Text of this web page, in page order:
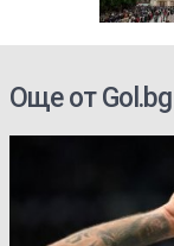
Още от Gol.bg